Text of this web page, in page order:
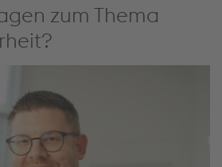
zum Thema